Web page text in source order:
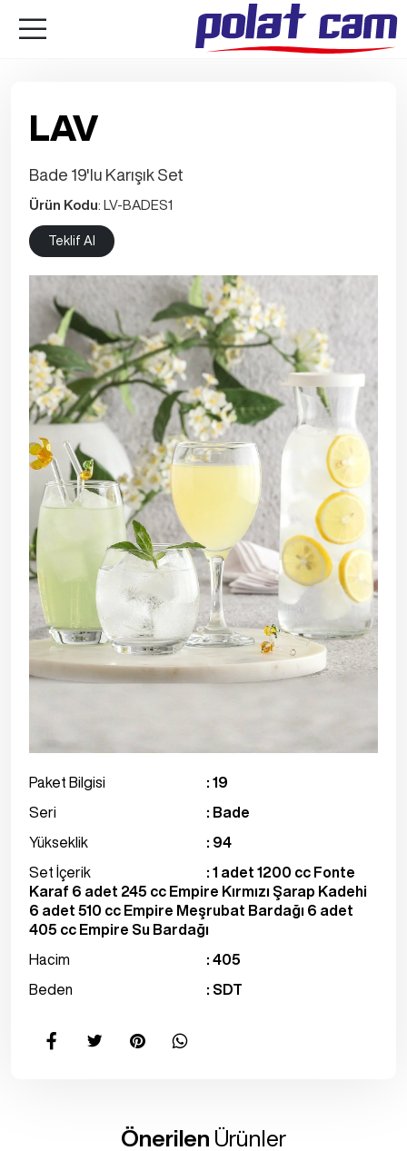
LAV
Bade 19'lu Karışık Set
Ürün Kodu: LV-BADES1
Teklif Al
Paket Bilgisi : 19
Seri : Bade
Yükseklik : 94
Set İçerik
: 1 adet 1200 cc Fonte
Karaf 6 adet 245 cc Empire Kırmızı Şarap Kadehi
6 adet 510 cc Empire Meşrubat Bardağı 6 adet
405 cc Empire Su Bardağı
Hacim : 405
Beden : SDT
Önerilen Ürünler